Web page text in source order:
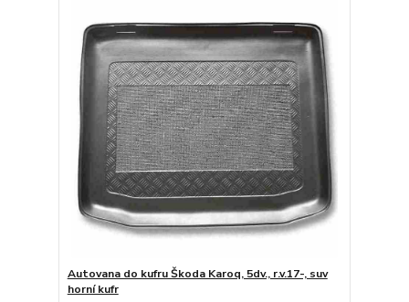
Autovana do kufru Škoda Karoq, 5dv., r.v.17-, suv
horní kufr